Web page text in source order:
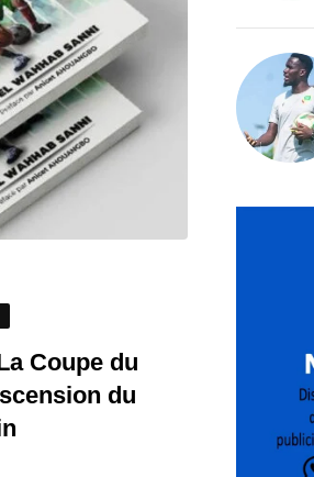
Coupe du
du